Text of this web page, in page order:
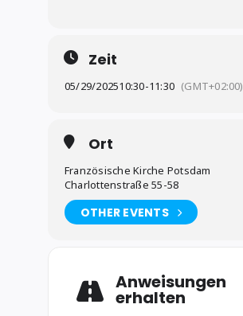
Zeit
05/29/202510:30-11:30 (GMT+02:00)
Ort
Französische Kirche Potsdam
Charlottenstraße 55-58
OTHER EVENTS
Anweisungen
erhalten